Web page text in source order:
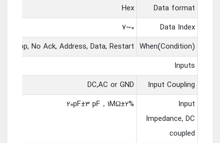
Data format
Hex
Data Index
0~7
When(Condition)
Stop, No Ack, Address, Data, Restart
Inputs
Input Coupling
DC,AC or GND
Input
Impedance, DC
coupled
20pF±3 pF，1MΩ±2%